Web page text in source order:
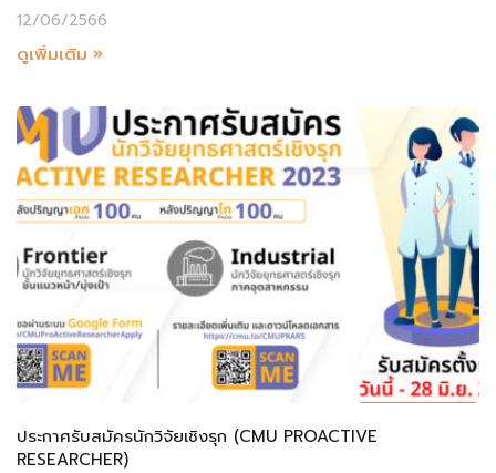
12/06/2566
ดูเพิ่มเติม »
ประกาศรับสมัครนักวิจัยเชิงรุก (CMU PROACTIVE
RESEARCHER)